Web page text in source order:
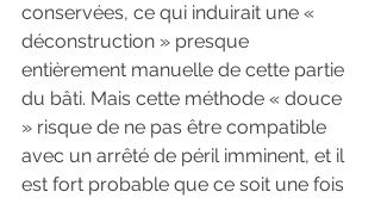
conservées, ce qui induirait une «
déconstruction » presque
entièrement manuelle de cette partie
du bâti. Mais cette méthode « douce
» risque de ne pas être compatible
avec un arrêté de péril imminent, et il
est fort probable que ce soit une fois